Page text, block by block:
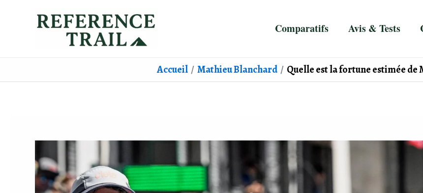
Comparatifs Avis & Tests
Accueil Mathieu Blanchard Quelle est la fortune estimée de